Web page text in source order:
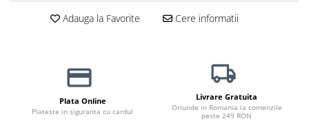
Pisică Senior
Adauga la Favorite Cere informatii
Plata Online
Plateste in siguranta cu cardul
Livrare Gratuita
Oriunde in Romania la comenzile
peste 249 RON